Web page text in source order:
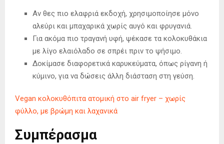
Αν θες πιο ελαφριά εκδοχή, χρησιμοποίησε μόνο
αλεύρι και μπαχαρικά χωρίς αυγό και φρυγανιά.
Για ακόμα πιο τραγανή υφή, ψέκασε τα κολοκυθάκια
με λίγο ελαιόλαδο σε σπρέι πριν το ψήσιμο.
Δοκίμασε διαφορετικά καρυκεύματα, όπως ρίγανη ή
κύμινο, για να δώσεις άλλη διάσταση στη γεύση.
Vegan κολοκυθόπιτα ατομική στο air fryer – χωρίς
φύλλο, με βρώμη και λαχανικά
Συμπέρασμα